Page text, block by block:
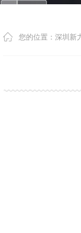
您的位置： 深圳新